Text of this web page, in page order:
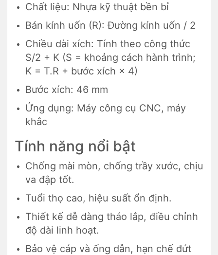
Chất liệu: Nhựa kỹ thuật bền bỉ
Bán kính uốn (R): Đường kính uốn / 2
Chiều dài xích: Tính theo công thức
S/2 + K (S = khoảng cách hành trình;
K = T.R + bước xích × 4)
Bước xích: 46 mm
Ứng dụng: Máy công cụ CNC, máy
khắc
Tính năng nổi bật
Chống mài mòn, chống trầy xước, chịu
va đập tốt.
Tuổi thọ cao, hiệu suất ổn định.
Thiết kế dễ dàng tháo lắp, điều chỉnh
độ dài linh hoạt.
Bảo vệ cáp và ống dẫn, hạn chế đứt